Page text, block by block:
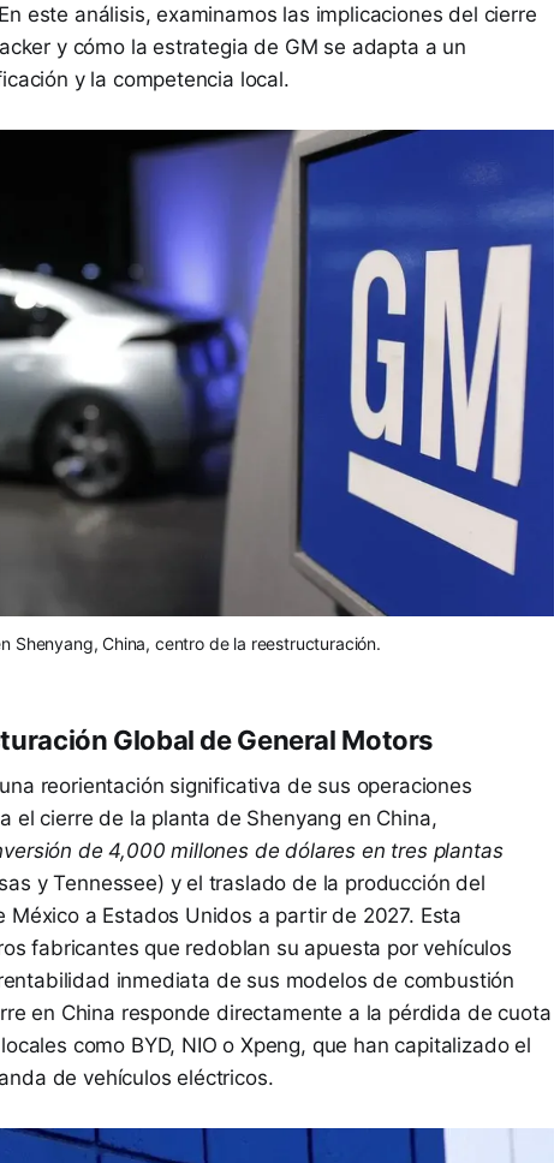
este análisis, examinamos las implicaciones del cierre
y cómo la estrategia de GM se adapta a un
y la competencia local.
Shenyang, China, centro de la reestructuración.
Global de General Motors
reorientación significativa de sus operaciones
el cierre de la planta de Shenyang en China,
de 4,000 millones de dólares en tres plantas
y Tennessee) y el traslado de la producción del
México a Estados Unidos a partir de 2027. Esta
fabricantes que redoblan su apuesta por vehículos
inmediata de sus modelos de combustión
en China responde directamente a la pérdida de cuota
como BYD, NIO o Xpeng, que han capitalizado el
de vehículos eléctricos.